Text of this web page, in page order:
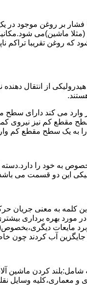
بر روغن موجود در
ماشین)می
که روغن تقریبا
از انتقال
می کند دارای سطح
مقطع کم نیز نیروی کمی
به یک سطح مقطع کم
به خود را
این دو قسمت می
کلمه به معنی جریان
مورد بهره برداری
مایعات
آب کردند چون
شامل:بلند کردن ماشین
و معماری،کلیه وسایل